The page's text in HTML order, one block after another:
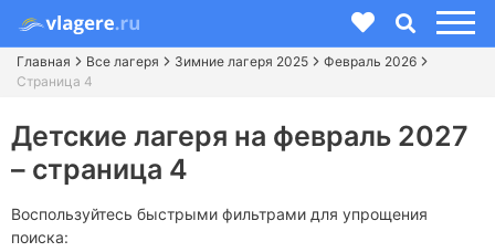
Главная Все лагеря Зимние лагеря 2025
Февраль 2026
Страница 4
Детские лагеря на февраль 2027
– страница 4
Воспользуйтесь быстрыми фильтрами для упрощения
поиска: